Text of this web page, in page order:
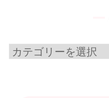
Articles